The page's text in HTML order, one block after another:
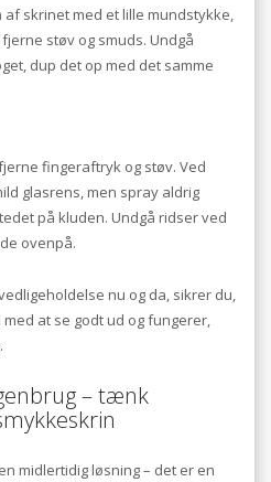
skrinet med et lille mundstykke,
støv og smuds. Undgå
dup det op med det samme
fingeraftryk og støv. Ved
glasrens, men spray aldrig
på kluden. Undgå ridser ved
ovenpå.
nu og da, sikrer du,
at se godt ud og fungerer,
– tænk
midlertidig løsning – det er en